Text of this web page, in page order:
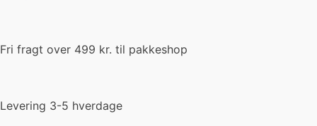
Fri fragt over 499 kr. til pakkeshop
Levering 3-5 hverdage